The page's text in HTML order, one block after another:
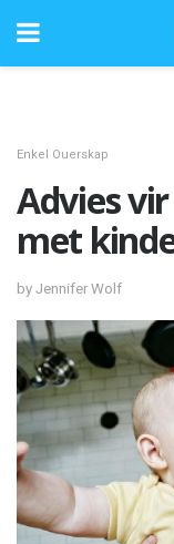
Enkel Ouerskap
Advies
met
by Jennifer Wolf